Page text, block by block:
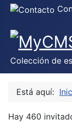
Colección de
Está aquí:
Hay 460